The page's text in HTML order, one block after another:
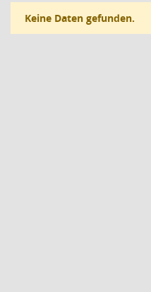
Keine Daten gefunden.